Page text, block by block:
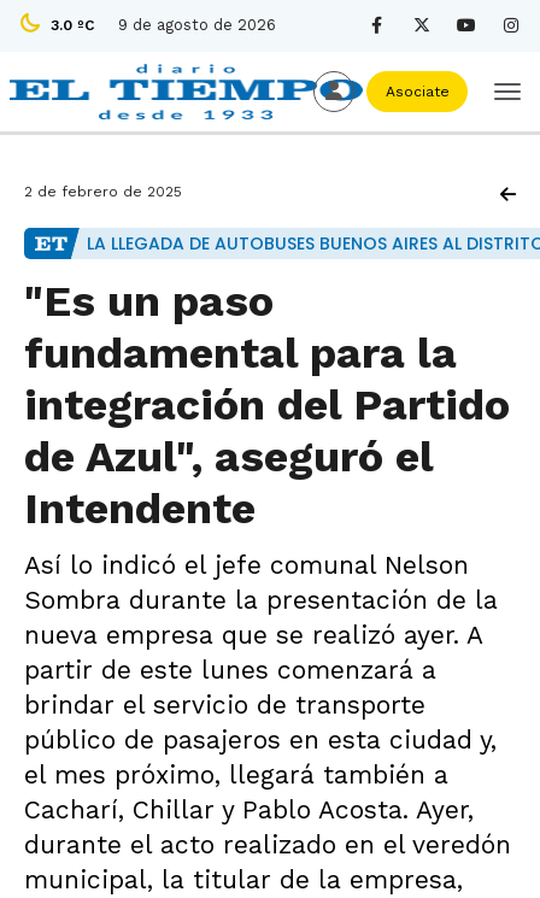
3.0 ºC 9 de agosto de 2026
Asociate
2 de febrero de 2025
LA LLEGADA DE AUTOBUSES BUENOS AIRES AL
"Es un paso
fundamental para la
integración del Partido
de Azul", aseguró el
Intendente
Así lo indicó el jefe comunal Nelson
Sombra durante la presentación de la
nueva empresa que se realizó ayer. A
partir de este lunes comenzará a
brindar el servicio de transporte
público de pasajeros en esta ciudad y,
el mes próximo, llegará también a
Cacharí, Chillar y Pablo Acosta. Ayer,
durante el acto realizado en el veredón
municipal, la titular de la empresa,